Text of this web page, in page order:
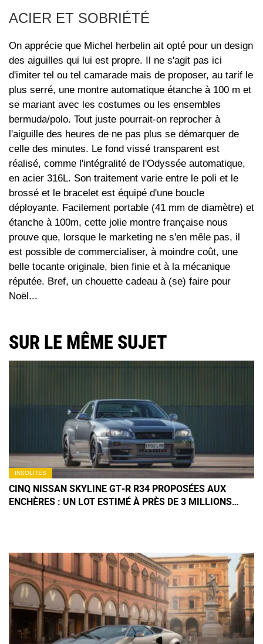
ACIER ET SOBRIÉTÉ
On apprécie que Michel herbelin ait opté pour un design
des aiguilles qui lui est propre. Il ne s'agit pas ici
d'imiter tel ou tel camarade mais de proposer, au tarif le
plus serré, une montre automatique étanche à 100 m et
se mariant avec les costumes ou les ensembles
bermuda/polo. Tout juste pourrait-on reprocher à
l'aiguille des heures de ne pas plus se démarquer de
celle des minutes. Le fond vissé transparent est
réalisé, comme l'intégralité de l'Odyssée automatique,
en acier 316L. Son traitement varie entre le poli et le
brossé et le bracelet est équipé d'une boucle
déployante. Facilement portable (41 mm de diamètre) et
étanche à 100m, cette jolie montre française nous
prouve que, lorsque le marketing ne s'en mêle pas, il
est possible de commercialiser, à moindre coût, une
belle tocante originale, bien finie et à la mécanique
réputée. Bref, un chouette cadeau à (se) faire pour
Noël...
SUR LE MÊME SUJET
INSOLITES
CINQ NISSAN SKYLINE GT‑R R34 PROPOSÉES AUX
ENCHÈRES : UN LOT ESTIMÉ À PRÈS DE 3 MILLIONS